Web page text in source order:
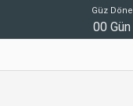
Güz
00